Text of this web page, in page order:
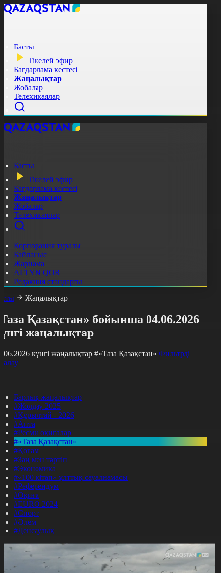
Басты
Тікелей эфир
Бағдарлама кестесі
Жаңалықтар
Жобалар
Телехикаялар
Басты
Тікелей эфир
Бағдарлама кестесі
Жаңалықтар
Жобалар
Телехикаялар
Корпорация туралы
Байланыс
Жарнама
ALTYN QOR
Редакция стандарты
Жаңалықтар
Қазақстан» бойынша 04.06.2026
жаңалықтар
күнгі жаңалықтар #«Таза Қазақстан» Фильтрді
Барлық жаңалықтар
#Жолдау 2025
#Құрылтай - 2026
#Апта
#Ресми оқиғалар
#«Таза Қазақстан»
#Қоғам
#Заң мен тәртіп
#Экономика
#«100 кітап» ұлттық сауалнамасы
#Референдум
#Оқиға
#EURO 2024
#Спорт
#Әлем
#Денсаулық